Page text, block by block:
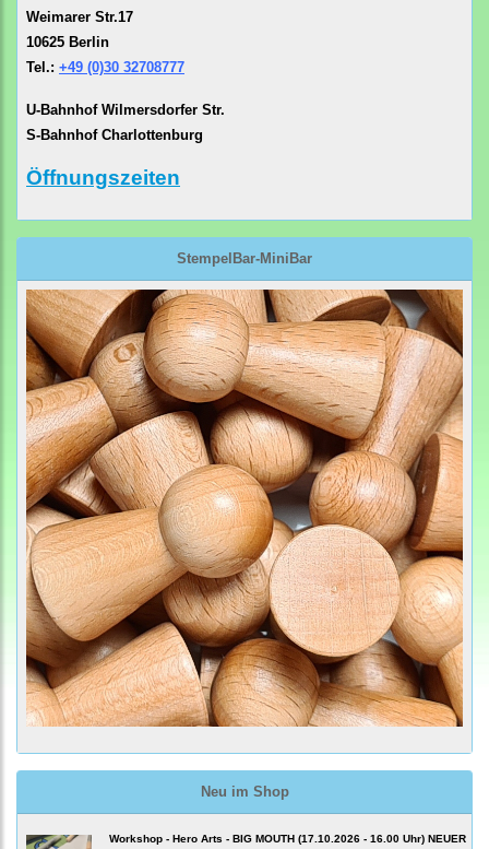
Weimarer Str.17
10625 Berlin
Tel.: +49 (0)30 32708777
U-Bahnhof Wilmersdorfer Str.
S-Bahnhof Charlottenburg
Öffnungszeiten
StempelBar-MiniBar
Neu im Shop
Workshop - Hero Arts - BIG MOUTH (17.10.2026 - 16.00 Uhr) NEUER